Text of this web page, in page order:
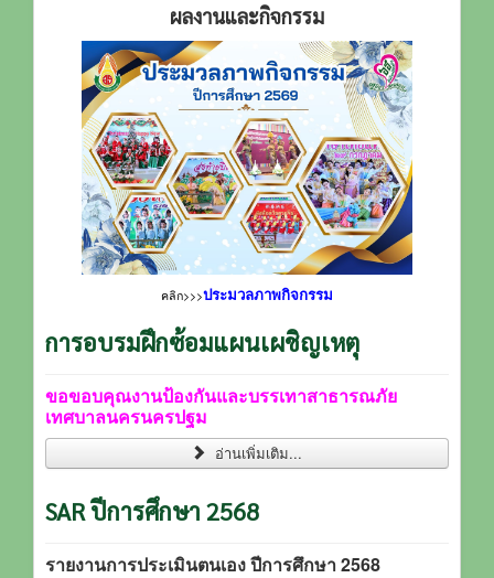
ผลงานและกิจกรรม
คลิก>>>ประมวลภาพกิจกรรม
การอบรมฝึกซ้อมแผนเผชิญเหตุ
ขอขอบคุณงานป้องกันและบรรเทาสาธารณภัย
เทศบาลนครนครปฐม
อ่านเพิ่มเติม...
SAR ปีการศึกษา 2568
รายงานการประเมินตนเอง ปีการศึกษา 2568